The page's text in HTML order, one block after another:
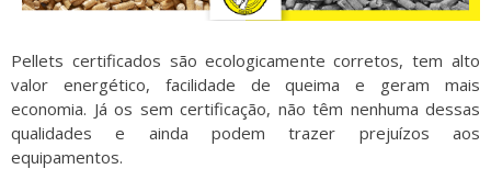
Pellets certificados são ecologicamente corretos, tem alto
valor energético, facilidade de queima e geram mais
economia. Já os sem certificação, não têm nenhuma dessas
qualidades e ainda podem trazer prejuízos aos
equipamentos.